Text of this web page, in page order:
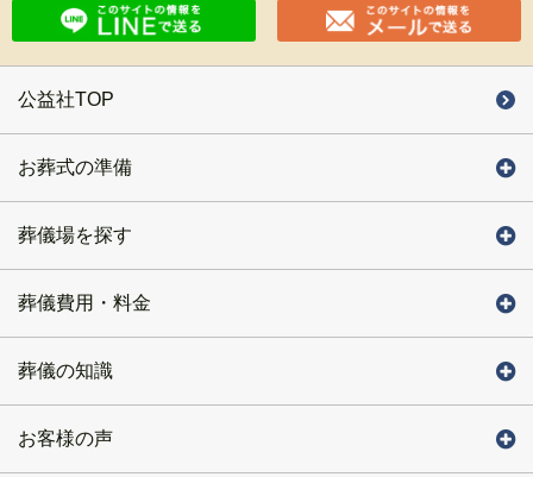
公益社TOP
お葬式の準備
葬儀場を探す
葬儀費用・料金
葬儀の知識
お客様の声